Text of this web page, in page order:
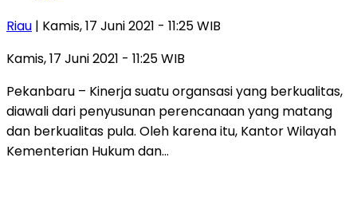
Riau | Kamis, 17 Juni 2021 - 11:25 WIB
Kamis, 17 Juni 2021 - 11:25 WIB
Pekanbaru – Kinerja suatu organsasi yang berkualitas,
diawali dari penyusunan perencanaan yang matang
dan berkualitas pula. Oleh karena itu, Kantor Wilayah
Kementerian Hukum dan…